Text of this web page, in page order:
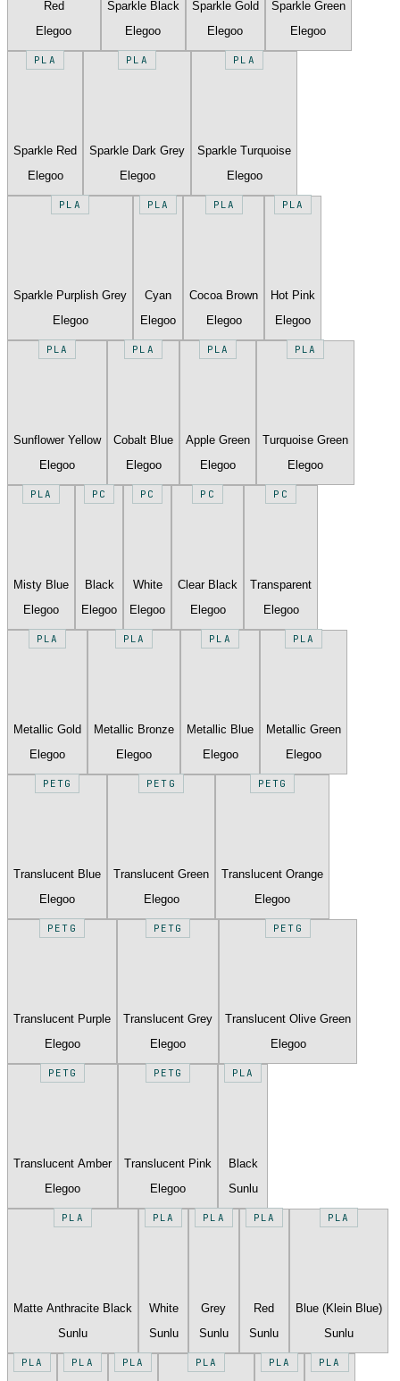
Red
Elegoo
Sparkle Black
Elegoo
Sparkle Gold
Elegoo
Sparkle Green
Elegoo
PLA
Sparkle Red
Elegoo
PLA
Sparkle Dark Grey
Elegoo
PLA
Sparkle Turquoise
Elegoo
PLA
Sparkle Purplish Grey
Elegoo
PLA
Cyan
Elegoo
PLA
Cocoa Brown
Elegoo
PLA
Hot Pink
Elegoo
PLA
Sunflower Yellow
Elegoo
PLA
Cobalt Blue
Elegoo
PLA
Apple Green
Elegoo
PLA
Turquoise Green
Elegoo
PLA
Misty Blue
Elegoo
PC
Black
Elegoo
PC
White
Elegoo
PC
Clear Black
Elegoo
PC
Transparent
Elegoo
PLA
Metallic Gold
Elegoo
PLA
Metallic Bronze
Elegoo
PLA
Metallic Blue
Elegoo
PLA
Metallic Green
Elegoo
PETG
Translucent Blue
Elegoo
PETG
Translucent Green
Elegoo
PETG
Translucent Orange
Elegoo
PETG
Translucent Purple
Elegoo
PETG
Translucent Grey
Elegoo
PETG
Translucent Olive Green
Elegoo
PETG
Translucent Amber
Elegoo
PETG
Translucent Pink
Elegoo
PLA
Black
Sunlu
PLA
Matte Anthracite Black
Sunlu
PLA
White
Sunlu
PLA
Grey
Sunlu
PLA
Red
Sunlu
PLA
Blue (Klein Blue)
Sunlu
PLA PLA PLA PLA PLA PLA